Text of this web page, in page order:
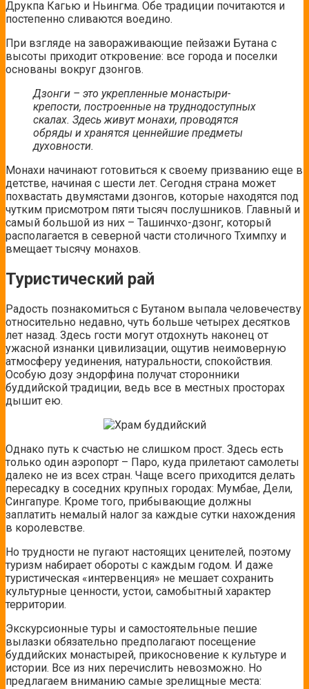
Друкпа Кагью и Ньингма. Обе традиции почитаются и
постепенно сливаются воедино.
При взгляде на завораживающие пейзажи Бутана с
высоты приходит откровение: все города и поселки
основаны вокруг дзонгов.
Дзонги – это укрепленные монастыри-
крепости, построенные на труднодоступных
скалах. Здесь живут монахи, проводятся
обряды и хранятся ценнейшие предметы
духовности.
Монахи начинают готовиться к своему призванию еще в
детстве, начиная с шести лет. Сегодня страна может
похвастать двумястами дзонгов, которые находятся под
чутким присмотром пяти тысяч послушников. Главный и
самый большой из них – Ташинчхо-дзонг, который
располагается в северной части столичного Тхимпху и
вмещает тысячу монахов.
Туристический рай
Радость познакомиться с Бутаном выпала человечеству
относительно недавно, чуть больше четырех десятков
лет назад. Здесь гости могут отдохнуть наконец от
ужасной изнанки цивилизации, ощутив неимоверную
атмосферу уединения, натуральности, спокойствия.
Особую дозу эндорфина получат сторонники
буддийской традиции, ведь все в местных просторах
дышит ею.
Однако путь к счастью не слишком прост. Здесь есть
только один аэропорт – Паро, куда прилетают самолеты
далеко не из всех стран. Чаще всего приходится делать
пересадку в соседних крупных городах: Мумбае, Дели,
Сингапуре. Кроме того, прибывающие должны
заплатить немалый налог за каждые сутки нахождения
в королевстве.
Но трудности не пугают настоящих ценителей, поэтому
туризм набирает обороты с каждым годом. И даже
туристическая «интервенция» не мешает сохранить
культурные ценности, устои, самобытный характер
территории.
Экскурсионные туры и самостоятельные пешие
вылазки обязательно предполагают посещение
буддийских монастырей, прикосновение к культуре и
истории. Все из них перечислить невозможно. Но
предлагаем вниманию самые зрелищные места: